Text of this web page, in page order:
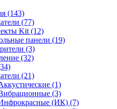
(143)
(77)
Kit (12)
панели (19)
(3)
(32)
(21)
(1)
(3)
(ИК) (7)